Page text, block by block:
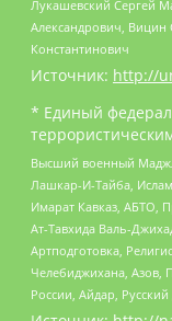
Лукашевский Сергей
Александрович,
Константинович
Источник: http://
* Единый
Высший военный
Лашкар-И-Тайба,
Имарат Кавказ, АБТО,
Ат-Тавхида Валь-
Артподготовка,
Челебиджихана, Азов,
России, Айдар,